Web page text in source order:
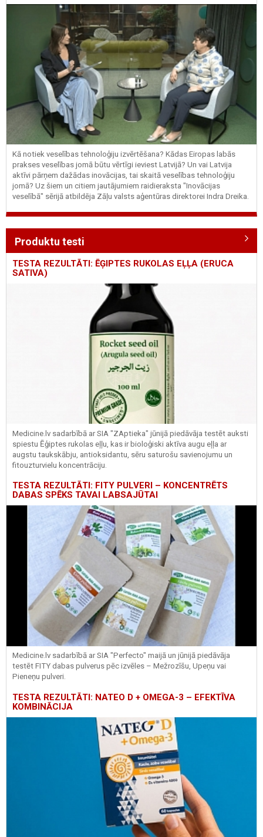
Kā notiek veselības tehnoloģiju izvērtēšana? Kādas Eiropas labās
prakses veselības jomā būtu vērtīgi ieviest Latvijā? Un vai Latvija
aktīvi pārņem dažādas inovācijas, tai skaitā veselības tehnoloģiju
jomā? Uz šiem un citiem jautājumiem raidieraksta "Inovācijas
veselībā" sērijā atbildēja Zāļu valsts aģentūras direktorei Indra Dreika.
Produktu testi
TESTA REZULTĀTI: ĒĢIPTES RUKOLAS EĻĻA (ERUCA
SATIVA)
Medicine.lv sadarbībā ar SIA "ZAptieka" jūnijā piedāvāja testēt auksti
spiestu Ēģiptes rukolas eļļu, kas ir bioloģiski aktīva augu eļļa ar
augstu taukskābju, antioksidantu, sēru saturošu savienojumu un
fitouzturvielu koncentrāciju.
TESTA REZULTĀTI: FITY PULVERI – KONCENTRĒTS
DABAS SPĒKS TAVAI LABSAJŪTAI
Medicine.lv sadarbībā ar SIA "Perfecto" maijā un jūnijā piedāvāja
testēt FITY dabas pulverus pēc izvēles – Mežrozīšu, Upeņu vai
Pieneņu pulveri.
TESTA REZULTĀTI: NATEO D + OMEGA-3 – EFEKTĪVA
KOMBINĀCIJA